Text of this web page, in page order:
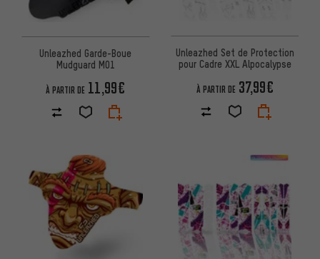
Unleazhed Garde-Boue
Mudguard M01
À PARTIR DE 11,99€
Unleazhed Set de Protection
pour Cadre XXL Alpocalypse
À PARTIR DE 37,99€